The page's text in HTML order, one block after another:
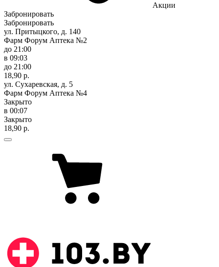
Акции
Забронировать
Забронировать
ул. Притыцкого, д. 140
Фарм Форум Аптека №2
до 21:00
в 09:03
до 21:00
18,90 р.
ул. Сухаревская, д. 5
Фарм Форум Аптека №4
Закрыто
в 00:07
Закрыто
18,90 р.